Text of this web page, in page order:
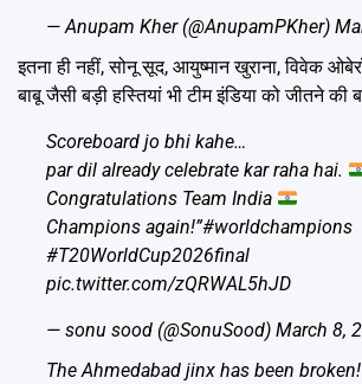
— Anupam Kher (@AnupamPKher)
इतना ही नहीं, सोनू सूद, आयुष्मान खुराना, विवेक
बाबू जैसी बड़ी हस्तियां भी टीम इंडिया को जीतने की
Scoreboard jo bhi kahe…
par dil already celebrate kar raha hai.
Congratulations Team India
Champions again!”#worldchampions
#T20WorldCup2026final
pic.twitter.com/zQRWAL5hJD
— sonu sood (@SonuSood) March 8,
The Ahmedabad jinx has been